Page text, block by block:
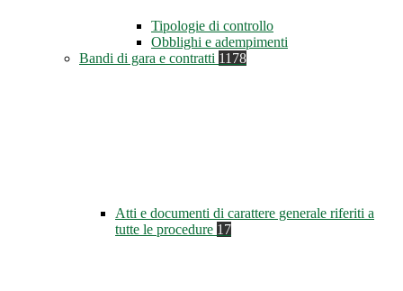
Tipologie di controllo
Obblighi e adempimenti
Bandi di gara e contratti 1178
Atti e documenti di carattere generale riferiti a
tutte le procedure 17